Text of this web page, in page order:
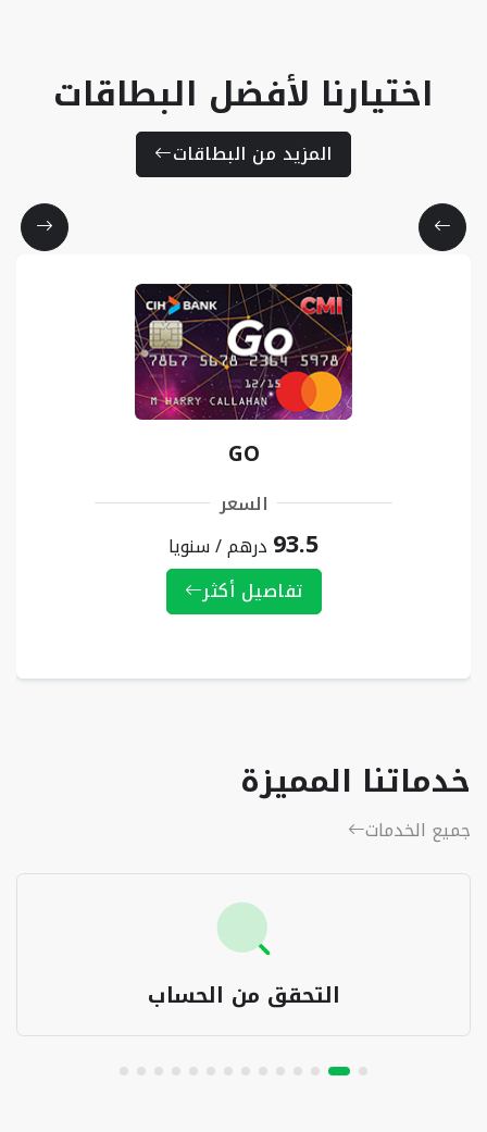
اختيارنا لأفضل البطاقات
المزيد من البطاقات
GO
السعر
93.5 درهم / سنويا
تفاصيل أكثر
خدماتنا المميزة
جميع الخدمات
التحقق من الحساب